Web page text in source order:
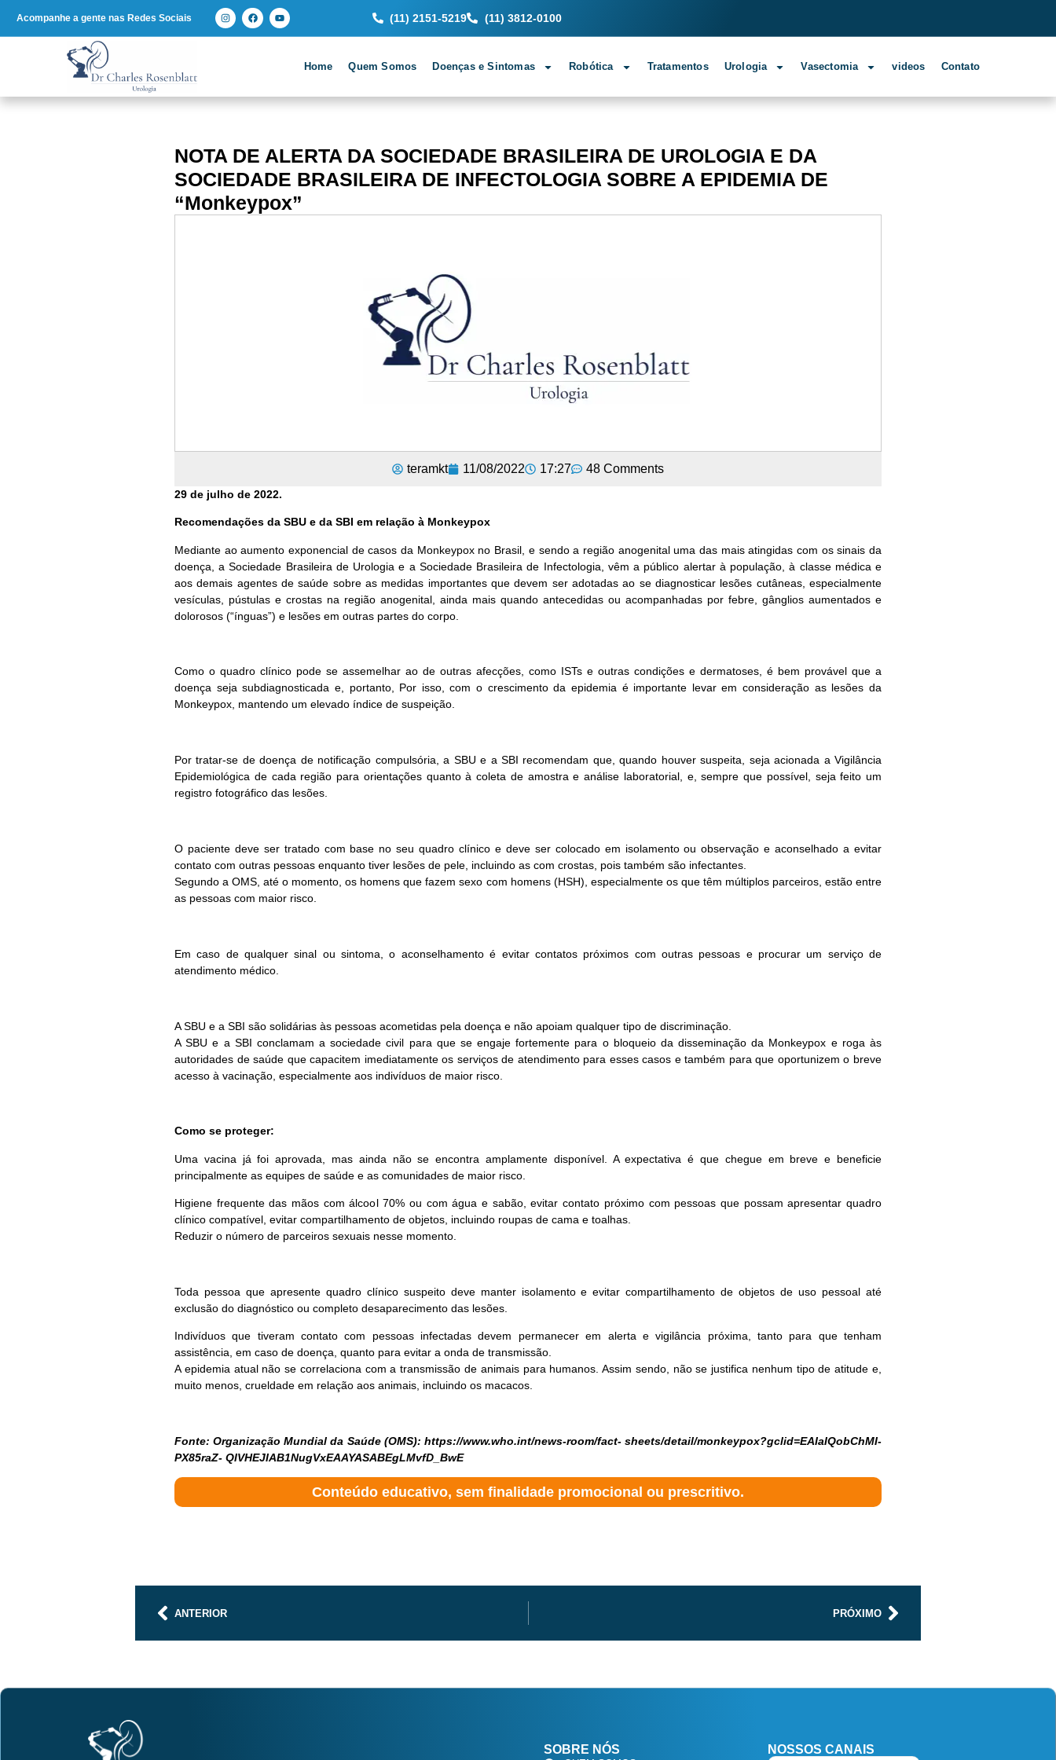
Acompanhe a gente nas Redes Sociais (11) 2151-5219 (11) 3812-0100
Home Quem Somos Doenças e Sintomas Robótica Tratamentos Urologia Vasectomia videos Contato
NOTA DE ALERTA DA SOCIEDADE BRASILEIRA DE UROLOGIA E DA
SOCIEDADE BRASILEIRA DE INFECTOLOGIA SOBRE A EPIDEMIA DE
“Monkeypox”
teramkt 11/08/2022 17:27 48 Comments
29 de julho de 2022.
Recomendações da SBU e da SBI em relação à Monkeypox
Mediante ao aumento exponencial de casos da Monkeypox no Brasil, e sendo a região anogenital uma das mais atingidas com os sinais da
doença, a Sociedade Brasileira de Urologia e a Sociedade Brasileira de Infectologia, vêm a público alertar à população, à classe médica e
aos demais agentes de saúde sobre as medidas importantes que devem ser adotadas ao se diagnosticar lesões cutâneas, especialmente
vesículas, pústulas e crostas na região anogenital, ainda mais quando antecedidas ou acompanhadas por febre, gânglios aumentados e
dolorosos (“ínguas”) e lesões em outras partes do corpo.
Como o quadro clínico pode se assemelhar ao de outras afecções, como ISTs e outras condições e dermatoses, é bem provável que a
doença seja subdiagnosticada e, portanto, Por isso, com o crescimento da epidemia é importante levar em consideração as lesões da
Monkeypox, mantendo um elevado índice de suspeição.
Por tratar-se de doença de notificação compulsória, a SBU e a SBI recomendam que, quando houver suspeita, seja acionada a Vigilância
Epidemiológica de cada região para orientações quanto à coleta de amostra e análise laboratorial, e, sempre que possível, seja feito um
registro fotográfico das lesões.
O paciente deve ser tratado com base no seu quadro clínico e deve ser colocado em isolamento ou observação e aconselhado a evitar
contato com outras pessoas enquanto tiver lesões de pele, incluindo as com crostas, pois também são infectantes.
Segundo a OMS, até o momento, os homens que fazem sexo com homens (HSH), especialmente os que têm múltiplos parceiros, estão entre
as pessoas com maior risco.
Em caso de qualquer sinal ou sintoma, o aconselhamento é evitar contatos próximos com outras pessoas e procurar um serviço de
atendimento médico.
A SBU e a SBI são solidárias às pessoas acometidas pela doença e não apoiam qualquer tipo de discriminação.
A SBU e a SBI conclamam a sociedade civil para que se engaje fortemente para o bloqueio da disseminação da Monkeypox e roga às
autoridades de saúde que capacitem imediatamente os serviços de atendimento para esses casos e também para que oportunizem o breve
acesso à vacinação, especialmente aos indivíduos de maior risco.
Como se proteger:
Uma vacina já foi aprovada, mas ainda não se encontra amplamente disponível. A expectativa é que chegue em breve e beneficie
principalmente as equipes de saúde e as comunidades de maior risco.
Higiene frequente das mãos com álcool 70% ou com água e sabão, evitar contato próximo com pessoas que possam apresentar quadro
clínico compatível, evitar compartilhamento de objetos, incluindo roupas de cama e toalhas.
Reduzir o número de parceiros sexuais nesse momento.
Toda pessoa que apresente quadro clínico suspeito deve manter isolamento e evitar compartilhamento de objetos de uso pessoal até
exclusão do diagnóstico ou completo desaparecimento das lesões.
Indivíduos que tiveram contato com pessoas infectadas devem permanecer em alerta e vigilância próxima, tanto para que tenham
assistência, em caso de doença, quanto para evitar a onda de transmissão.
A epidemia atual não se correlaciona com a transmissão de animais para humanos. Assim sendo, não se justifica nenhum tipo de atitude e,
muito menos, crueldade em relação aos animais, incluindo os macacos.
Fonte: Organização Mundial da Saúde (OMS): https://www.who.int/news-room/fact- sheets/detail/monkeypox?gclid=EAIaIQobChMI-
PX85raZ- QIVHEJIAB1NugVxEAAYASABEgLMvfD_BwE
Conteúdo educativo, sem finalidade promocional ou prescritivo.
ANTERIOR PRÓXIMO
SOBRE NÓS NOSSOS CANAIS